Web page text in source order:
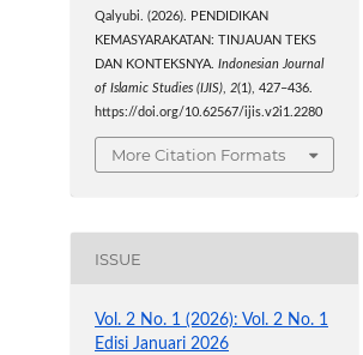
Qalyubi. (2026). PENDIDIKAN
KEMASYARAKATAN: TINJAUAN TEKS
DAN KONTEKSNYA.Indonesian Journal
of Islamic Studies (IJIS)
2(1), 427–436.
https://doi.org/10.62567/ijis.v2i1.2280
More Citation Formats
ISSUE
Vol. 2 No. 1 (2026): Vol. 2 No. 1
Edisi Januari 2026